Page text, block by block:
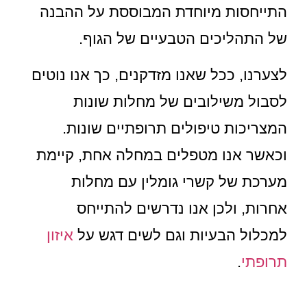
התייחסות מיוחדת המבוססת על ההבנה
של התהליכים הטבעיים של הגוף.
לצערנו, ככל שאנו מזדקנים, כך אנו נוטים
לסבול משילובים של מחלות שונות
המצריכות טיפולים תרופתיים שונות.
וכאשר אנו מטפלים במחלה אחת, קיימת
מערכת של קשרי גומלין עם מחלות
אחרות, ולכן אנו נדרשים להתייחס
למכלול הבעיות וגם לשים דגש עלאיזון
תרופתי.